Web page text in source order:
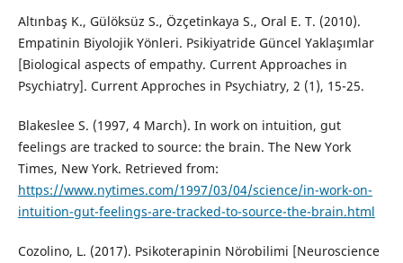
Altınbaş K., Gülöksüz S., Özçetinkaya S., Oral E. T. (2010).
Empatinin Biyolojik Yönleri. Psikiyatride Güncel Yaklaşımlar
[Biological aspects of empathy. Current Approaches in
Psychiatry]. Current Approches in Psychiatry, 2 (1), 15-25.
Blakeslee S. (1997, 4 March). In work on intuition, gut
feelings are tracked to source: the brain. The New York
Times, New York. Retrieved from:
https://www.nytimes.com/1997/03/04/science/in-work-on-
intuition-gut-feelings-are-tracked-to-source-the-brain.html
Cozolino, L. (2017). Psikoterapinin Nörobilimi [Neuroscience